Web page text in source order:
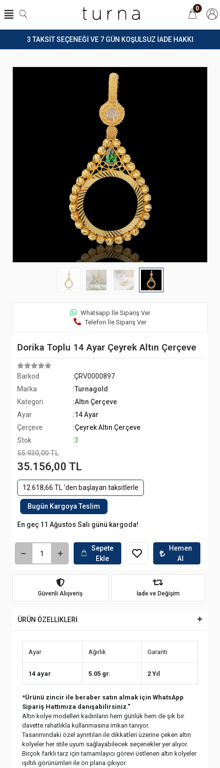
3 TAKSİT SEÇENEĞİ VE 7 GÜN KOŞULSUZ İADE HAKKI
0
Whatsapp İle Sipariş Ver
Telefon İle Sipariş Ver
Dorika Toplu 14 Ayar Çeyrek Altın Çerçeve
Barkod
:ÇRV0000897
Marka
:Turnagold
Kategori
:Altın Çerçeve
Ayar
:14 Ayar
Çerçeve
:Çeyrek Altın Çerçeve
Stok
:3
55.930,00 TL
35.156,00 TL
12.618,66 TL 'den başlayan taksitlerle
Bugün Kargoya Teslim
En geç 11 Ağustos Salı günü kargoda!
Sepete
Ekle
Hemen
Al
Güvenli Alışveriş İade ve Değişim
ÜRÜN ÖZELLİKLERİ
Ayar Ağırlık Garanti
14 ayar 5.05 gr. 2 Yıl
*Ürünü zincir ile beraber satın almak için WhatsApp
Sipariş Hattımıza danışabilirsiniz."
Altın kolye modelleri kadınların hem günlük hem de şık bir
davette rahatlıkla kullanmasına imkan tanıyor.
Tasarımındaki özel ayrıntıları ile dikkatleri üzerine çeken altın
kolyeler her stile uyum sağlayabilecek seçenekler yer alıyor.
Birçok farklı tarz için tamamlayıcı görevi üstlenen altın kolyeler
ışıltılı görünümleri ile ön plana çıkıyor.